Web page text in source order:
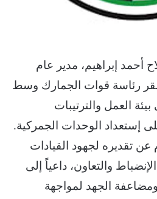
أحمد إبراهيم، مدير عام
رئاسة قوات الجمارك وسط
العمل والترتيبات
إستعداد الوحدات الجمركية.
عن تقديره لجهود القيادات
والتعاون، داعياً إلى
الجهد لمواجهة